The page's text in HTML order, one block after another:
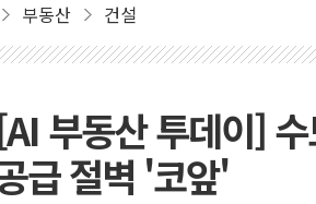
부동산 건설
부동산 투데이]
급 절벽 '코앞'